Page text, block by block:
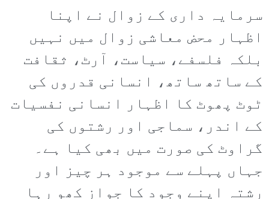
سرمایہ داری کے زوال نے اپنا
اظہار محض معاشی زوال میں نہیں
بلکہ فلسفے، سیاست، آرٹ، ثقافت
کے ساتھ ساتھ، انسانی قدروں کی
ٹوٹ پھوٹ کا اظہار انسانی نفسیات
کے اندر، سماجی اور رشتوں کی
گراوٹ کی صورت میں بھی کیا ہے۔
جہاں پہلے سے موجود ہر چیز اور